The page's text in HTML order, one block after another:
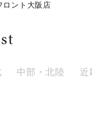
ロント大阪店
中部・北陸 近